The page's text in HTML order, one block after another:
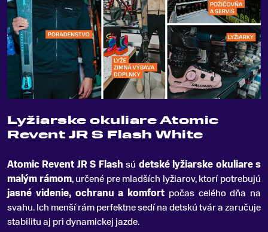
Lyžiarske okuliare Atomic
Revent JR S Flash White
Atomic Revent JR S Flash sú detské lyžiarske okuliare s
malým rámom, určené pre mladších lyžiarov, ktorí potrebujú
jasné videnie, ochranu a komfort počas celého dňa na
svahu.Ich menší rám perfektne sedí na detskú tvár a zaručuje
stabilitu aj pri dynamickej jazde.